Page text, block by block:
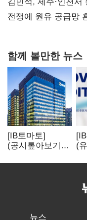
탈환'(종합)
전쟁에 원유 공급망
함께 볼만한 뉴스
[IB토마토]
(공시톺아보기)
바로 매출로
(
3
뉴스